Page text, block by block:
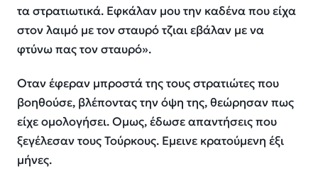
τα στρατιωτικά. Εφκάλαν μου την καδένα που είχα
στον λαιμό με τον σταυρό τζιαι εβάλαν με να
φτύνω πας τον σταυρό».
Οταν έφεραν μπροστά της τους στρατιώτες που
βοηθούσε, βλέποντας την όψη της, θεώρησαν πως
είχε ομολογήσει. Ομως, έδωσε απαντήσεις που
ξεγέλεσαν τους Τούρκους. Εμεινε κρατούμενη έξι
μήνες.